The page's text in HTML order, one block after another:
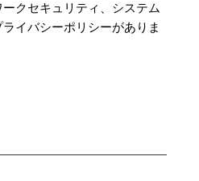
クセキュリティ、システム
イバシーポリシーがありま